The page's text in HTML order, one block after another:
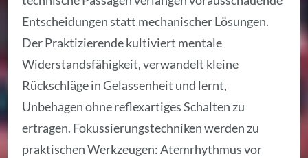
Entscheidungen statt mechanischer Lösungen.
Der Praktizierende kultiviert mentale
Widerstandsfähigkeit, verwandelt kleine
Rückschläge in Gelassenheit und lernt,
Unbehagen ohne reflexartiges Schalten zu
ertragen. Fokussierungstechniken werden zu
praktischen Werkzeugen: Atemrhythmus vor